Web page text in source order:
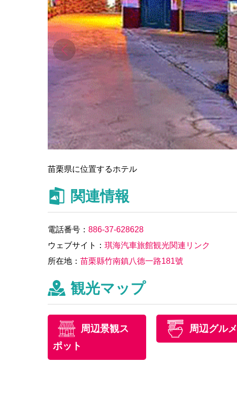
苗栗県に位置するホテル
関連情報
電話番号：886-37-628628
ウェブサイト：琪海汽車旅館観光関連リンク
所在地：苗栗縣竹南鎮八德一路181號
観光マップ
周辺景観ス
ポット
周辺グルメ